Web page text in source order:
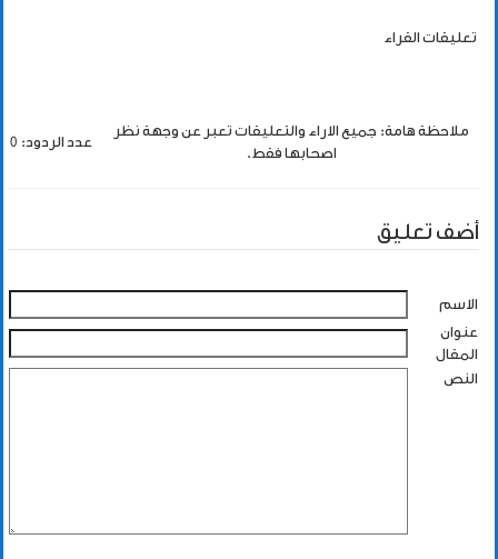
تعليقات القراء
ملاحظة هامة: جميع الاراء والتعليقات تعبر عن وجهة نظر
اصحابها فقط.
عدد الردود: 0
أضف تعليق
الاسم
عنوان
المقال
النص